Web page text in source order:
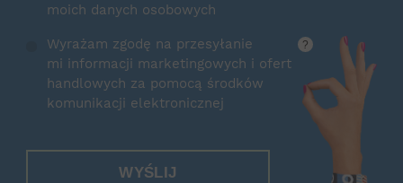
moich danych osobowych
Wyrażam zgodę na przesyłanie
mi informacji marketingowych i ofert
handlowych za pomocą środków
komunikacji elektronicznej
?
WYŚLIJ